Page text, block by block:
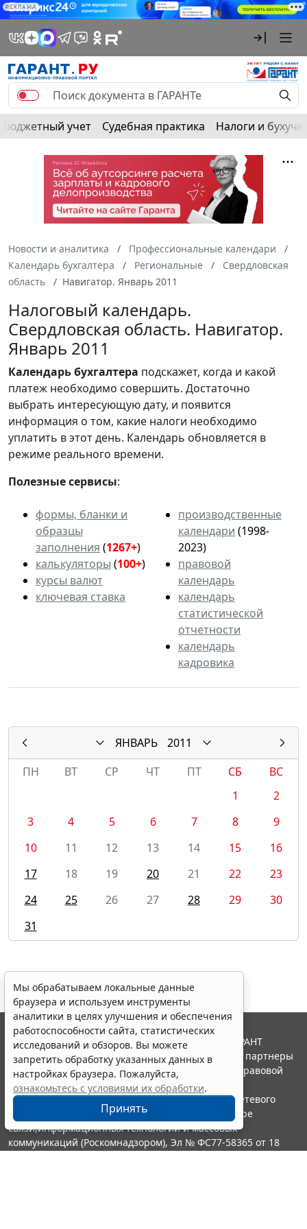
РЕКЛАМА
Бюджетный учет Судебная практика Налоги и
Новости и аналитика
Профессиональные календари
Календарь бухгалтера
Региональные
Свердловская
область
Навигатор. Январь 2011
Налоговый календарь.
Свердловская область. Навигатор.
Январь 2011
Календарьбухгалтера подскажет, когда и какой
платеж необходимо совершить. Достаточно
выбрать интересующую дату, и появится
информация о том, какие налоги необходимо
уплатить в этот день. Календарь обновляется в
режиме реального времени.
Полезные сервисы:
формы, бланки и
образцы
заполнения (1267+)
калькуляторы (100+)
курсы валют
ключевая ставка
производственные
календари (1998-
2023)
правовой
календарь
календарь
статистической
отчетности
календарь
кадровика
ЯНВАРЬ
2011
ПН
ВТ СР ЧТ ПТ СБ
ВС
1
2
3
4 5 6 7 8
9
10
11 12 13 14 15
16
17
18 19 20 21 22
23
24
25 26 27 28 29
30
31
Мы обрабатываем локальные данные
браузера и используем инструменты
аналитики в целях улучшения и обеспечения
работоспособности сайта, статистических
исследований и обзоров. Вы можете
запретить обработку указанных данных в
настройках браузера. Пожалуйста,
ознакомьтесь с условиями их обработки.
Принять
© ООО "НПП "ГАРАНТ-СЕРВИС", 2026. Система ГАРАНТ
выпускается с 1990 года. Компания "Гарант" и ее партнеры
являются участниками Российской ассоциации правовой
информации ГАРАНТ.
Портал ГАРАНТ.РУ зарегистрирован в качестве сетевого
издания Федеральной службой по надзору в сфере
связи,информационных технологий и массовых
коммуникаций (Роскомнадзором), Эл № ФС77-58365 от 18